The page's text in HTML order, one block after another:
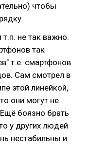
чтобы
не так важно.
так
т.е. смартфонов
Сам смотрел в
этой линейкой,
они могут не
боязно брать
у других людей
нестабильны и